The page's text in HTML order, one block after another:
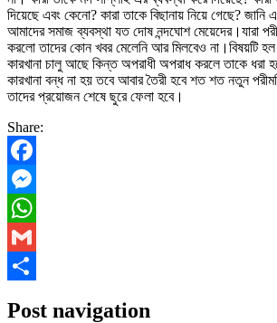
দিয়েছে এবং কেনো? কারা তাকে বিছানায় নিয়ে গেছে?
আমাদের সমাজ ব্যবস্থা যত দোষ নন্দঘোশ মেয়েদের।যারা
করলো তাদের কোন খবর মেলেনি আর মিলবেও না।বিষয়টি
কারখানা চালু আছে কিন্ত অপরাধী অপরাধ করলে তাকে ধরা
কারখানা বন্ধ না হয় তবে আবার তৈরী হবে শত শত নতুন
তাদের প্রয়োজন শেষে ছুরে ফেলা হবে।
Share:
Facebook
Messenger
WhatsApp
Gmail
Post navigation